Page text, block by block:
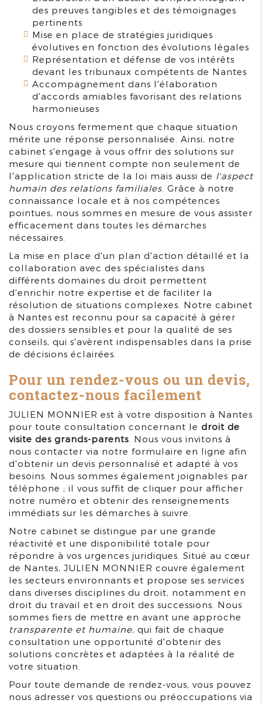
des preuves tangibles et des témoignages
pertinents
Mise en place de stratégies juridiques
évolutives en fonction des évolutions légales
Représentation et défense de vos intérêts
devant les tribunaux compétents de Nantes
Accompagnement dans l'élaboration
d'accords amiables favorisant des relations
harmonieuses
Nous croyons fermement que chaque situation
mérite une réponse personnalisée. Ainsi, notre
cabinet s'engage à vous offrir des solutions sur
mesure qui tiennent compte non seulement de
l'application stricte de la loi mais aussi de l'aspect
humain des relations familiales . Grâce à notre
connaissance locale et à nos compétences
pointues, nous sommes en mesure de vous assister
efficacement dans toutes les démarches
nécessaires.
La mise en place d'un plan d'action détaillé et la
collaboration avec des spécialistes dans
différents domaines du droit permettent
d'enrichir notre expertise et de faciliter la
résolution de situations complexes. Notre cabinet
à Nantes est reconnu pour sa capacité à gérer
des dossiers sensibles et pour la qualité de ses
conseils, qui s'avèrent indispensables dans la prise
de décisions éclairées.
Pour un rendez-vous ou un devis,
contactez-nous facilement
JULIEN MONNIER est à votre disposition à Nantes
pour toute consultation concernant le droit de
visite des grands-parents . Nous vous invitons à
nous contacter via notre formulaire en ligne afin
d'obtenir un devis personnalisé et adapté à vos
besoins. Nous sommes également joignables par
téléphone ; il vous suffit de cliquer pour afficher
notre numéro et obtenir des renseignements
immédiats sur les démarches à suivre.
Notre cabinet se distingue par une grande
réactivité et une disponibilité totale pour
répondre à vos urgences juridiques. Situé au cœur
de Nantes, JULIEN MONNIER couvre également
les secteurs environnants et propose ses services
dans diverses disciplines du droit, notamment en
droit du travail et en droit des successions. Nous
sommes fiers de mettre en avant une approche
transparente et humaine, qui fait de chaque
consultation une opportunité d'obtenir des
solutions concrètes et adaptées à la réalité de
votre situation.
Pour toute demande de rendez-vous, vous pouvez
nous adresser vos questions ou préoccupations via